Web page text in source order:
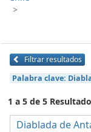
>
Filtrar resultados
Palabra clave:
1 a 5 de 5
Diablada de